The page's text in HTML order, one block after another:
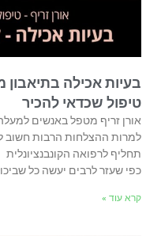
בעיות אכילה בתיאבון
טיפול שכדאי להכיר
אורן זריף מטפל באנשים למעלה מ-
למרות ההצלחות הרבות חשוב
תחליף לרפואה הקונבנציונלית
כפי שעזר לרבים יעשה כל
קרא עוד »